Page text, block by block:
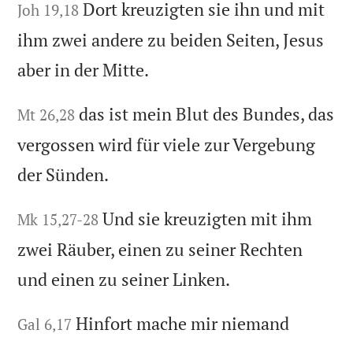
Joh 19,18 Dort kreuzigten sie ihn und mit
ihm zwei andere zu beiden Seiten, Jesus
aber in der Mitte.
Mt 26,28 das ist mein Blut des Bundes, das
vergossen wird für viele zur Vergebung
der Sünden.
Mk 15,27-28 Und sie kreuzigten mit ihm
zwei Räuber, einen zu seiner Rechten
und einen zu seiner Linken.
Gal 6,17 Hinfort mache mir niemand